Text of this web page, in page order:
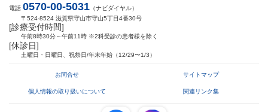
電話 0570-00-5031 （ナビダイヤル）
〒524-8524 滋賀県守山市守山5丁目4番30号
[診療受付時間]
午前8時30分～午前11時 ※2科受診の患者様を除く
[休診日]
土曜日・日曜日、祝祭日/年末年始（12/29〜1/3）
お問合せ サイトマップ
個人情報の取り扱いについて 関連リンク集